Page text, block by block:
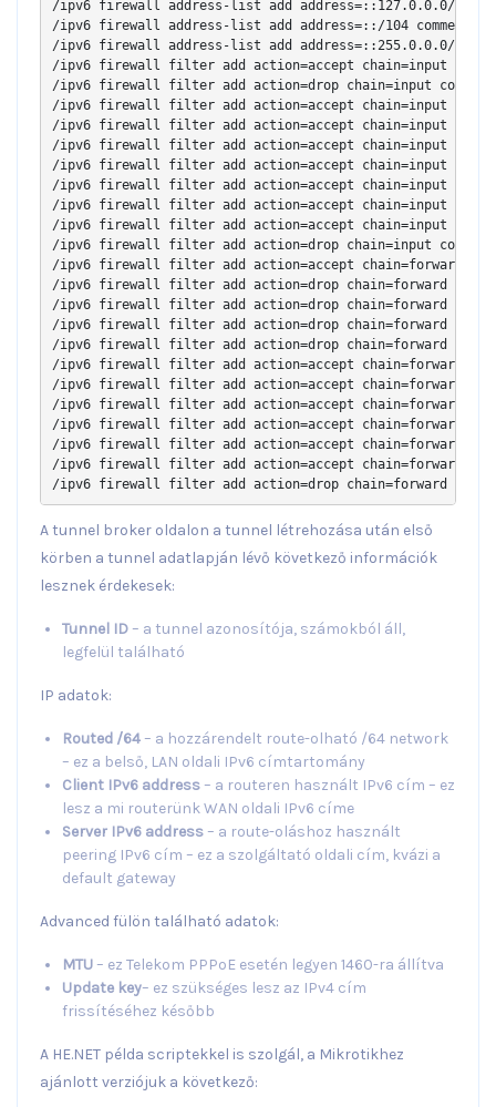
/ipv6 firewall address-list add address=::127.0.0.0/104
/ipv6 firewall address-list add address=::/104
/ipv6 firewall address-list add address=::255.0.0.0/104
/ipv6 firewall filter add action=accept chain=input
/ipv6 firewall filter add action=drop chain=input
/ipv6 firewall filter add action=accept chain=input
/ipv6 firewall filter add action=accept chain=input
/ipv6 firewall filter add action=accept chain=input
/ipv6 firewall filter add action=accept chain=input
/ipv6 firewall filter add action=accept chain=input
/ipv6 firewall filter add action=accept chain=input
/ipv6 firewall filter add action=accept chain=input
/ipv6 firewall filter add action=drop chain=input
/ipv6 firewall filter add action=accept chain=forward
/ipv6 firewall filter add action=drop chain=forward
/ipv6 firewall filter add action=drop chain=forward
/ipv6 firewall filter add action=drop chain=forward
/ipv6 firewall filter add action=drop chain=forward
/ipv6 firewall filter add action=accept chain=forward
/ipv6 firewall filter add action=accept chain=forward
/ipv6 firewall filter add action=accept chain=forward
/ipv6 firewall filter add action=accept chain=forward
/ipv6 firewall filter add action=accept chain=forward
/ipv6 firewall filter add action=accept chain=forward
/ipv6 firewall filter add action=drop chain=forward
A tunnel broker oldalon a tunnel létrehozása után első
körben a tunnel adatlapján lévő következő információk
lesznek érdekesek:
Tunnel ID – a tunnel azonosítója, számokból áll,
legfelül található
IP adatok:
Routed /64 – a hozzárendelt route-olható /64 network
– ez a belső, LAN oldali IPv6 címtartomány
Client IPv6 address – a routeren használt IPv6 cím – ez
lesz a mi routerünk WAN oldali IPv6 címe
Server IPv6 address – a route-oláshoz használt
peering IPv6 cím – ez a szolgáltató oldali cím, kvázi a
default gateway
Advanced fülön található adatok:
MTU – ez Telekom PPPoE esetén legyen 1460-ra állítva
Update key– ez szükséges lesz az IPv4 cím
frissítéséhez később
A HE.NET példa scriptekkel is szolgál, a Mikrotikhez
ajánlott verziójuk a következő: